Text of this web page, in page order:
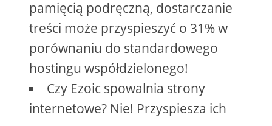
pamięcią podręczną, dostarczanie
treści może przyspieszyć o 31% w
porównaniu do standardowego
hostingu współdzielonego!
Czy Ezoic spowalnia strony
internetowe? Nie! Przyspiesza ich